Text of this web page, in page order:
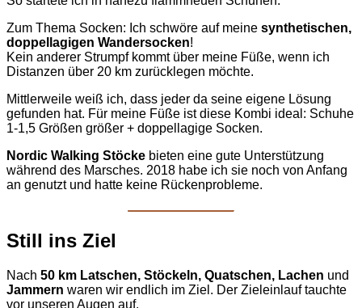
Zum Thema Socken: Ich schwöre auf meine synthetischen,
doppellagigen Wandersocken!
Kein anderer Strumpf kommt über meine Füße, wenn ich
Distanzen über 20 km zurücklegen möchte.
Mittlerweile weiß ich, dass jeder da seine eigene Lösung
gefunden hat. Für meine Füße ist diese Kombi ideal: Schuhe
1-1,5 Größen größer + doppellagige Socken.
Nordic Walking Stöcke bieten eine gute Unterstützung
während des Marsches. 2018 habe ich sie noch von Anfang
an genutzt und hatte keine Rückenprobleme.
Still ins Ziel
Nach 50 km Latschen, Stöckeln, Quatschen, Lachen und
Jammern waren wir endlich im Ziel. Der Zieleinlauf tauchte
vor unseren Augen auf.